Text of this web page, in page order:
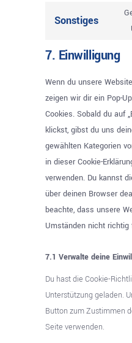
Sonstiges
7. Einwilligung
Wenn du unsere
zeigen wir dir ein Pop-
Cookies. Sobald du auf
klickst, gibst du uns
gewählten Kategorien
in dieser Cookie-
verwenden. Du kannst
über deinen Browser
beachte, dass unsere
Umständen nicht richtig
7.1 Verwalte deine
Du hast die Cookie-
Unterstützung geladen.
Button zum Zustimmen
Seite verwenden.